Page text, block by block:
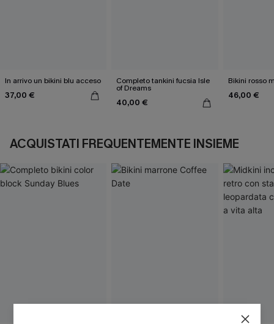
In arrivo un bikini blu acceso
37,00 €
Completo tankini fucsia Isle
of Dreams
40,00 €
Bikini rosso
46,00 €
ACQUISTATI FREQUENTEMENTE INSIEME